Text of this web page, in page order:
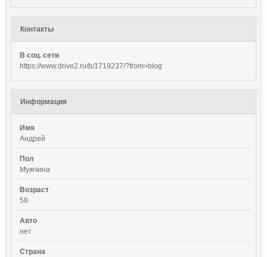
Контакты
В соц. сети
https://www.drive2.ru/b/1719237/?from=blog
Информация
Имя
Андрей
Пол
Мужчина
Возраст
58
Авто
нет
Страна